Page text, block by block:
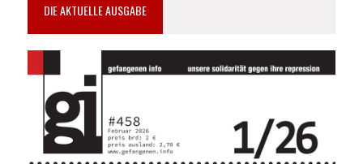
DIE AKTUELLE AUSGABE